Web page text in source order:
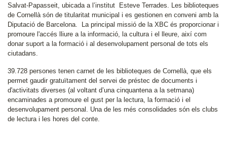
Salvat-Papasseit, ubicada a l’institut Esteve Terrades. Les biblioteques
de Cornellà són de titularitat municipal i es gestionen en conveni amb la
Diputació de Barcelona. La principal missió de la XBC és proporcionar i
promoure l'accés lliure a la informació, la cultura i el lleure, així com
donar suport a la formació i al desenvolupament personal de tots els
ciutadans.
39.728 persones tenen carnet de les biblioteques de Cornellà, que els
permet gaudir gratuïtament del servei de préstec de documents i
d'activitats diverses (al voltant d’una cinquantena a la setmana)
encaminades a promoure el gust per la lectura, la formació i el
desenvolupament personal. Una de les més consolidades són els clubs
de lectura i les hores del conte.